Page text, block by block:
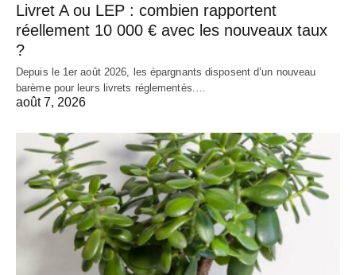
Livret A ou LEP : combien rapportent
réellement 10 000 € avec les nouveaux taux
?
Depuis le 1er août 2026, les épargnants disposent d’un nouveau
barème pour leurs livrets réglementés.…
août 7, 2026